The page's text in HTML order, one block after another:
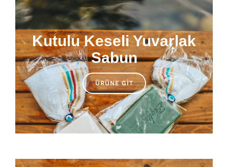
Kutulu Keseli Yuvarlak
Sabun
ÜRÜNE GIT